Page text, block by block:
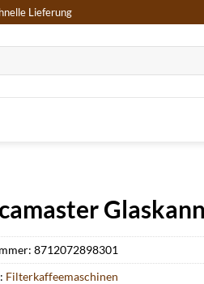
Lieferung
8712072898301
Filterkaffeemaschinen